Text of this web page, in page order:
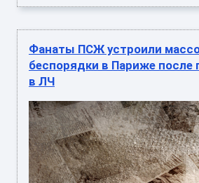
Фанаты ПСЖ устроили
беспорядки в Париже после
в ЛЧ